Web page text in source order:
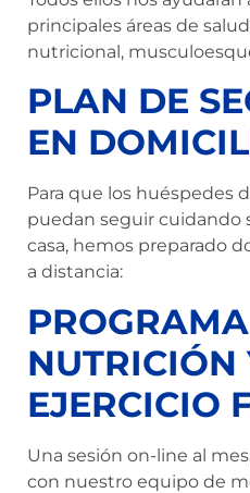
principales áreas de
nutricional,
PLAN DE
EN
Para que los huéspedes
puedan seguir cuidando
casa, hemos preparado
a distancia:
PROGRAMA
NUTRICIÓN
EJERCICIO
Una sesión on-line al
con nuestro equipo de